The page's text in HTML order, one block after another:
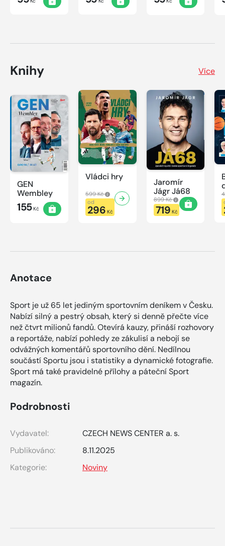
Vémola
českého
Knihy Více
GEN
Wembley
155Kč
Vládci hry
599 Kč
od
296 Kč
Jaromír
Jágr Já68
899 Kč
719 Kč
Anotace
Sport je už 65 let jediným sportovním deníkem v Česku.
Nabízí silný a pestrý obsah, který si denně přečte více
než čtvrt milionů fandů. Otevírá kauzy, přináší rozhovory
a reportáže, nabízí pohledy ze zákulisí a nebojí se
odvážných komentářů sportovního dění. Nedílnou
součástí Sportu jsou i statistiky a dynamické fotografie.
Sport má také pravidelné přílohy a páteční Sport
magazín.
Podrobnosti
Vydavatel:
CZECH NEWS CENTER a. s.
Publikováno:
8.11.2025
Kategorie:
Noviny